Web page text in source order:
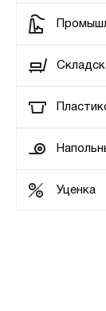
Уценка